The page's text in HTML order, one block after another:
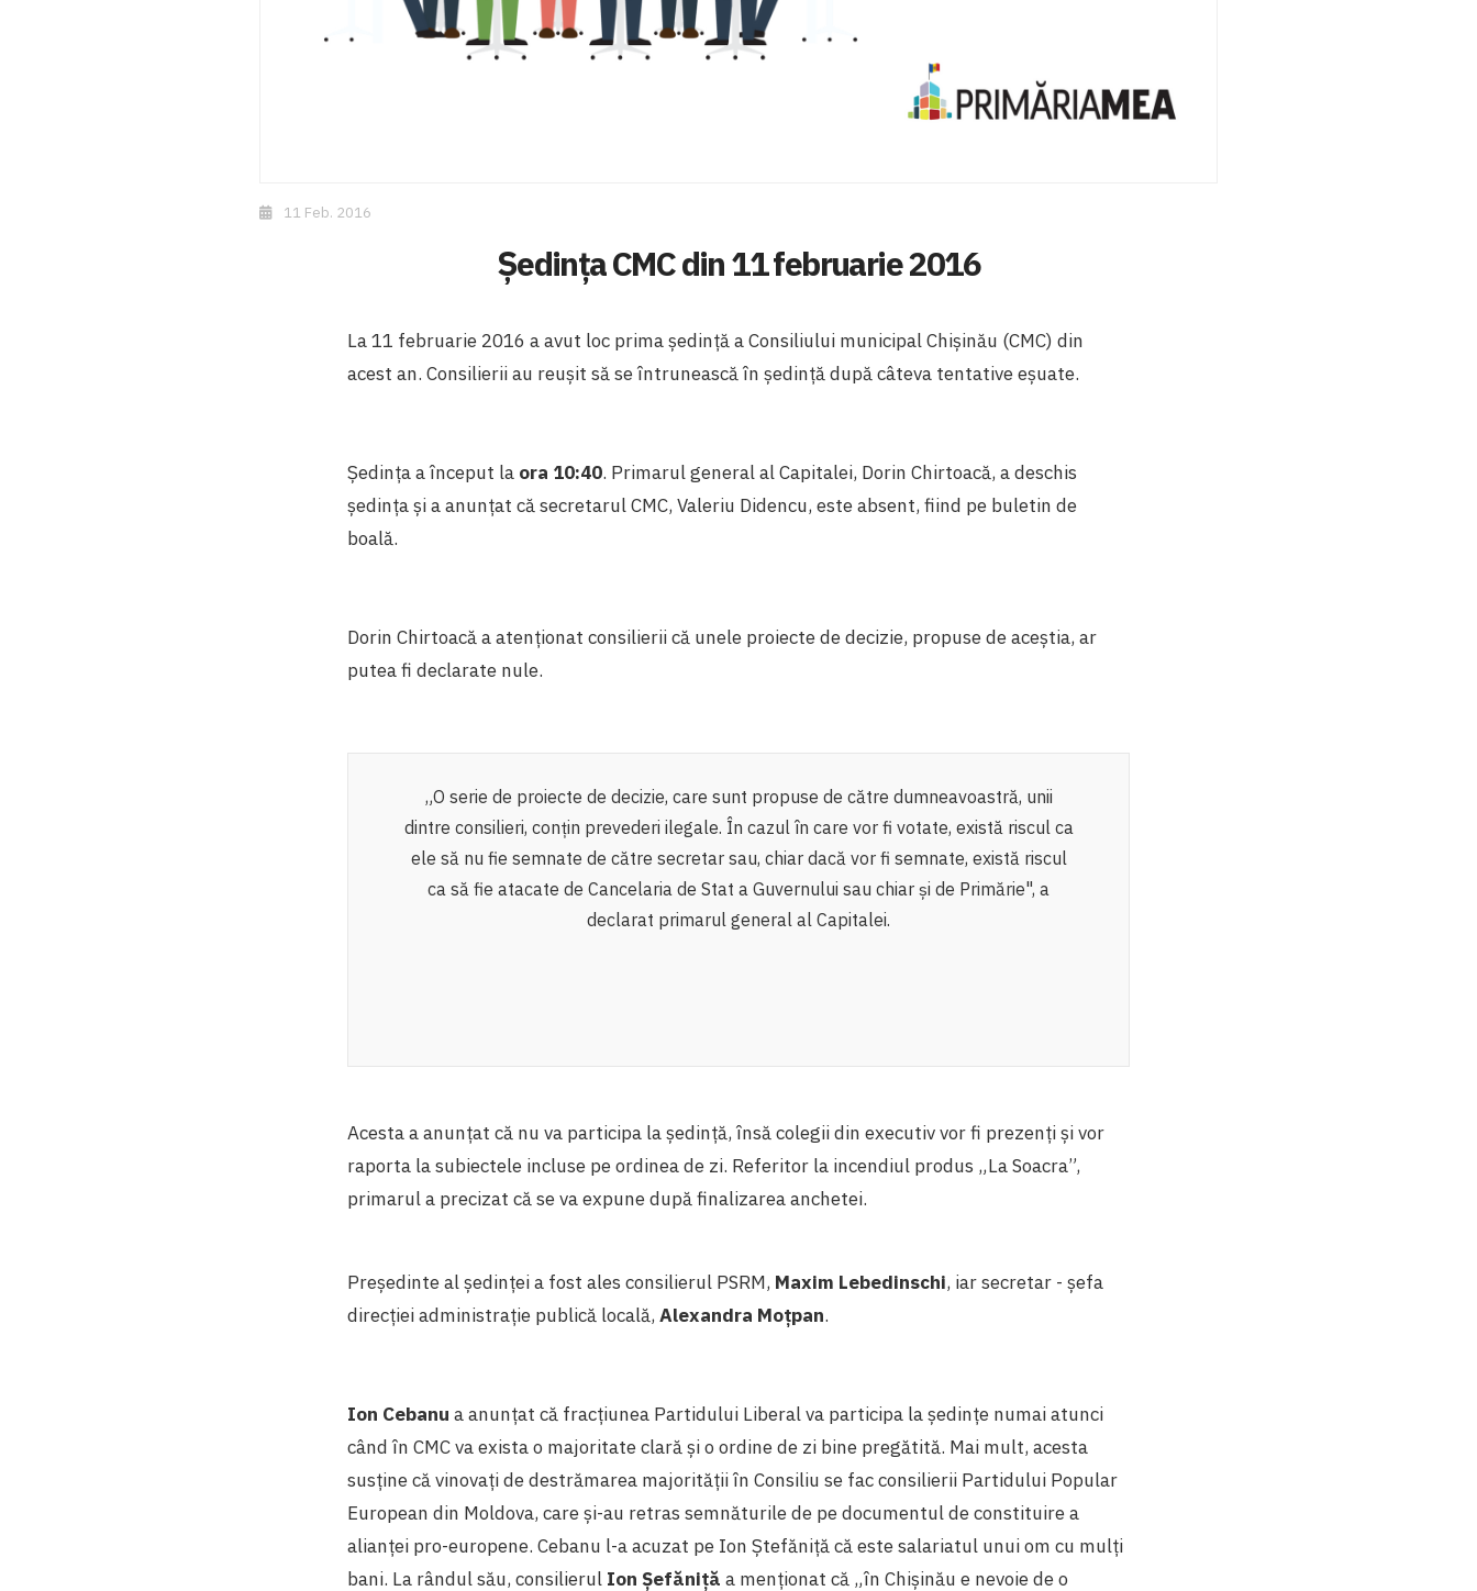
11 Feb. 2016
Ședința CMC din 11 februarie 2016
La 11 februarie 2016 a avut loc prima ședință a Consiliului municipal Chișinău (CMC) din
acest an. Consilierii au reușit să se întrunească în ședință după câteva tentative eșuate.
Ședința a început la ora 10:40. Primarul general al Capitalei, Dorin Chirtoacă, a deschis
ședința și a anunțat că secretarul CMC, Valeriu Didencu, este absent, fiind pe buletin de
boală.
Dorin Chirtoacă a atenționat consilierii că unele proiecte de decizie, propuse de aceștia, ar
putea fi declarate nule.
„O serie de proiecte de decizie, care sunt propuse de către dumneavoastră, unii
dintre consilieri, conţin prevederi ilegale. În cazul în care vor fi votate, există riscul ca
ele să nu fie semnate de către secretar sau, chiar dacă vor fi semnate, există riscul
ca să fie atacate de Cancelaria de Stat a Guvernului sau chiar și de Primărie", a
declarat primarul general al Capitalei.
Acesta a anunțat că nu va participa la ședință, însă colegii din executiv vor fi prezenți și vor
raporta la subiectele incluse pe ordinea de zi. Referitor la incendiul produs „La Soacra”,
primarul a precizat că se va expune după finalizarea anchetei.
Președinte al ședinței a fost ales consilierul PSRM, Maxim Lebedinschi, iar secretar - șefa
direcţiei administraţie publică locală, Alexandra Moțpan.
Ion Cebanu a anunţat că fracțiunea Partidului Liberal va participa la ședințe numai atunci
când în CMC va exista o majoritate clară și o ordine de zi bine pregătită. Mai mult, acesta
susţine că vinovaţi de destrămarea majorităţii în Consiliu se fac consilierii Partidului Popular
European din Moldova, care şi-au retras semnăturile de pe documentul de constituire a
alianţei pro-europene. Cebanu l-a acuzat pe Ion Ștefăniță că este salariatul unui om cu mulți
bani. La rândul său, consilierul Ion Șefăniță a menționat că „în Chișinău e nevoie de o